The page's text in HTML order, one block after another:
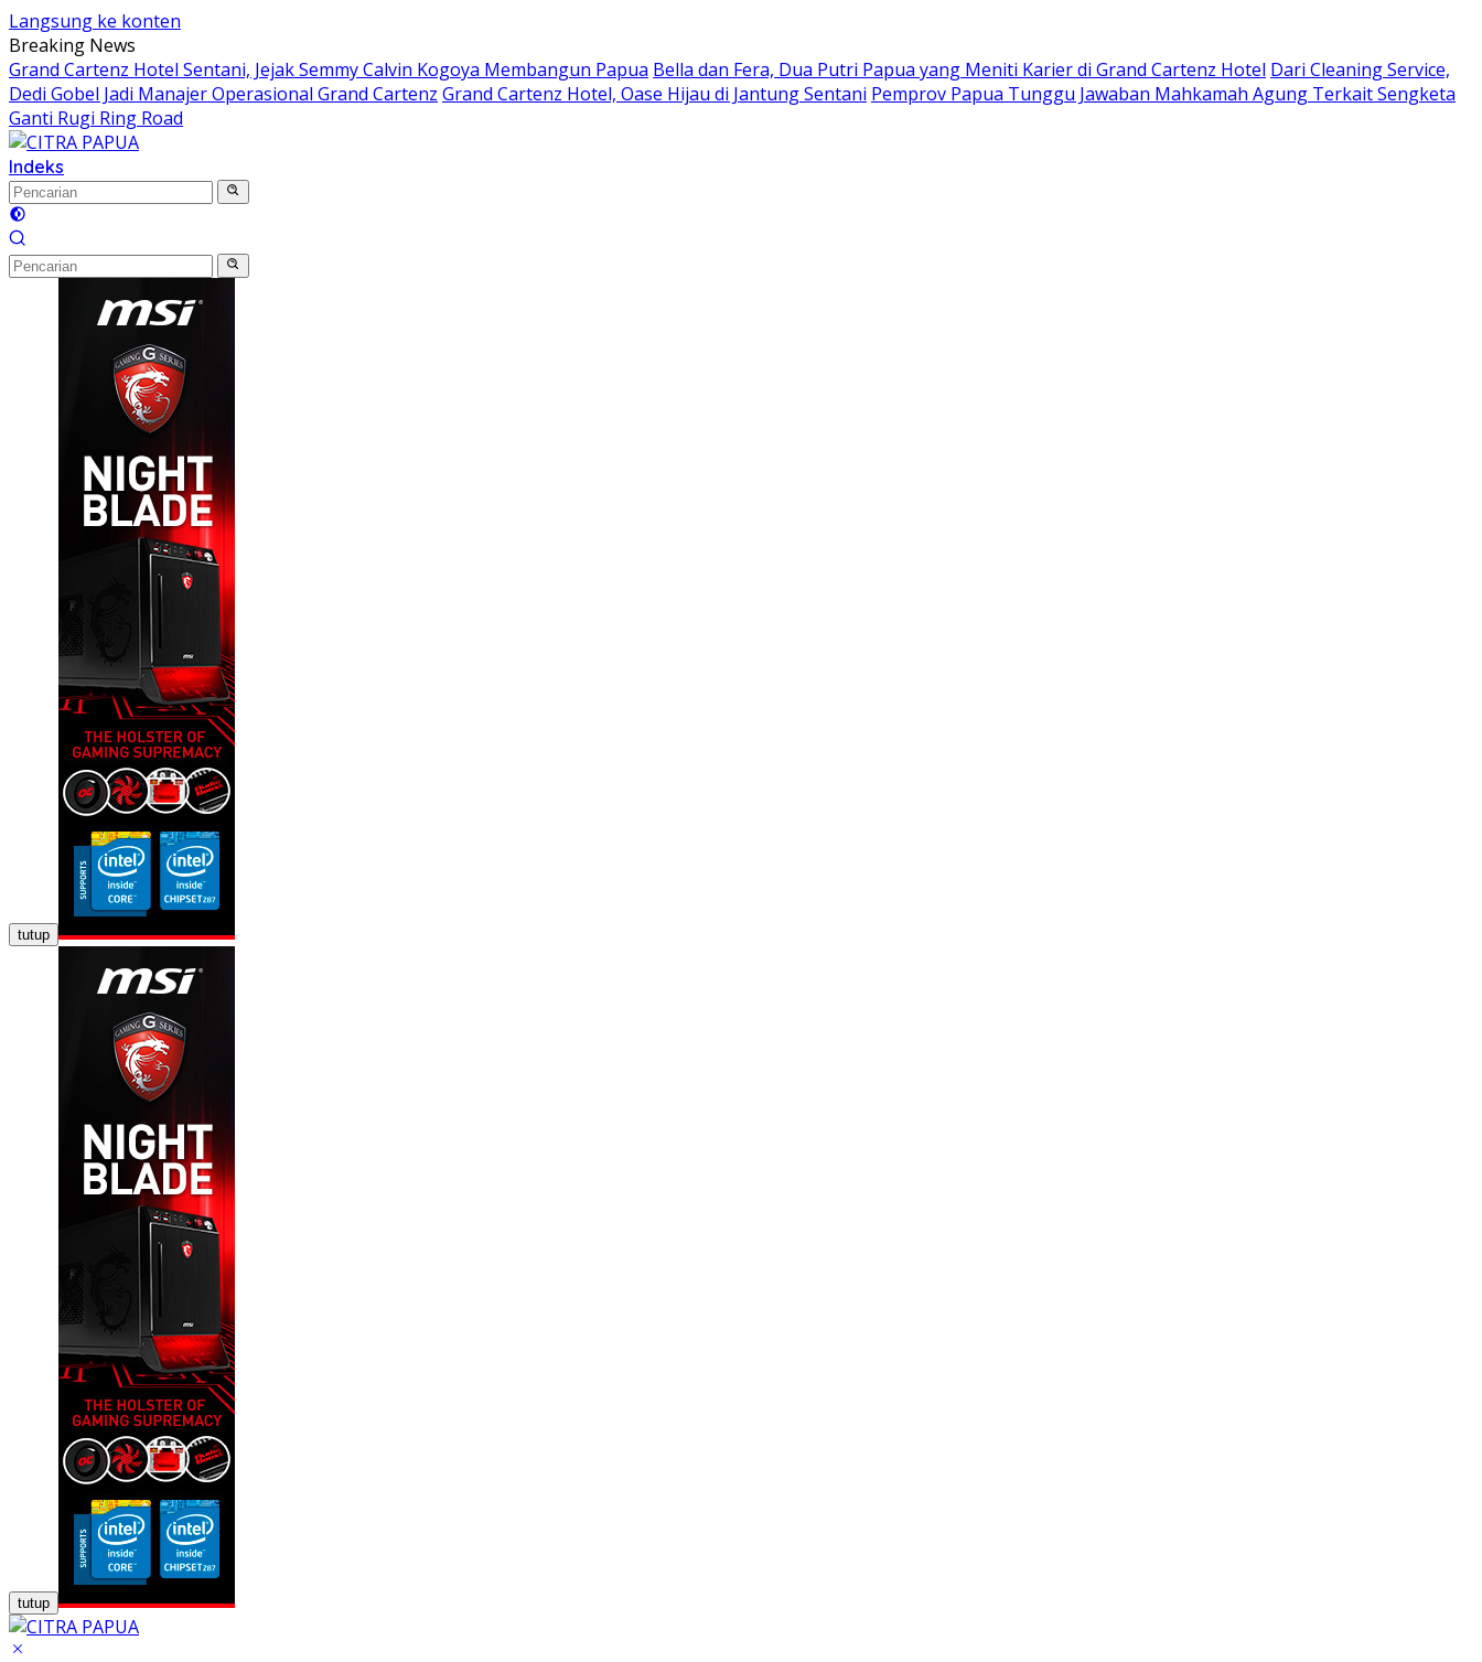
Langsung ke konten
Breaking News
Grand Cartenz Hotel Sentani, Jejak Semmy Calvin Kogoya Membangun Papua Bella dan Fera, Dua Putri Papua yang Meniti Karier di Grand Cartenz Hotel Dari Cleaning Service,
Dedi Gobel Jadi Manajer Operasional Grand Cartenz Grand Cartenz Hotel, Oase Hijau di Jantung Sentani Pemprov Papua Tunggu Jawaban Mahkamah Agung Terkait Sengketa
Ganti Rugi Ring Road
Indeks
tutup
tutup